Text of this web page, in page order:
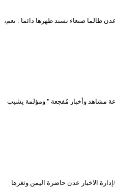
طالما صنعاء تسند ظهرها دائما : نعم،
مشاهد وأخبار مُفجعة " ومؤلمة يشيب
الاخبار عدن حاضرة اليمن وثغرها